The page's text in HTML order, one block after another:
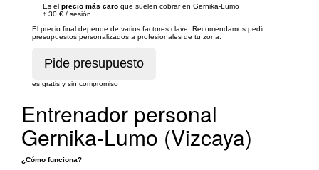
Es el precio más caro que suelen cobrar en Gernika-Lumo
↑ 30 € / sesión
El precio final depende de varios factores clave. Recomendamos pedir
presupuestos personalizados a profesionales de tu zona.
es gratis y sin compromiso
Entrenador personal
Gernika-Lumo (Vizcaya)
¿Cómo funciona?